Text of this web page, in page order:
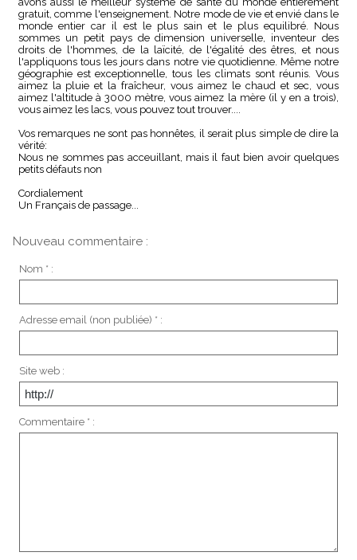
gratuit, comme l'enseignement. Notre mode de vie et envié dans le
monde entier car il est le plus sain et le plus equilibré. Nous
sommes un petit pays de dimension universelle, inventeur des
droits de l'hommes, de la laïcité, de l'égalité des êtres, et nous
l'appliquons tous les jours dans notre vie quotidienne. Même notre
géographie est exceptionnelle, tous les climats sont réunis. Vous
aimez la pluie et la fraîcheur, vous aimez le chaud et sec, vous
aimez l'altitude à 3000 mètre, vous aimez la mère (il y en a trois),
vous aimez les lacs, vous pouvez tout trouver....
Vos remarques ne sont pas honnêtes, il serait plus simple de dire la
vérité:
Nous ne sommes pas acceuillant, mais il faut bien avoir quelques
petits défauts non
Cordialement
Un Français de passage...
Nouveau commentaire :
Nom * :
Adresse email (non publiée) * :
Site web :
Commentaire * :